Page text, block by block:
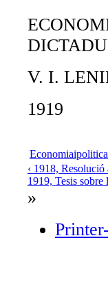
V. I.
1919
‹ 1918,
1919, Tesis sobre
»